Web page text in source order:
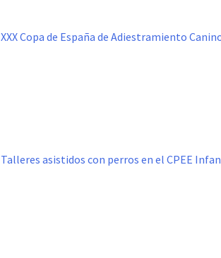
XXX Copa de España de Adiestramiento
Talleres asistidos con perros en el CPEE